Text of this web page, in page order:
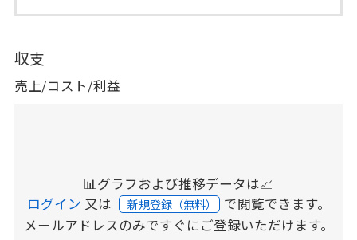
収支
売上/コスト/利益
📊グラフおよび推移データは📈
ログイン 又は 新規登録（無料） で閲覧できます。
メールアドレスのみですぐにご登録いただけます。